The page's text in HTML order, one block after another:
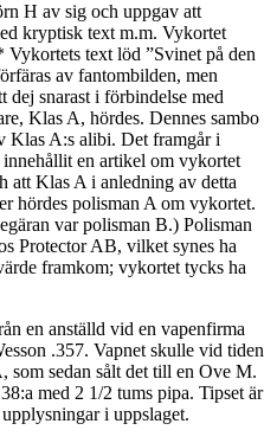
H av sig och uppgav att
kryptisk text m.m. Vykortet
text löd ”Svinet på den
av fantombilden, men
dej snarast i förbindelse med
Klas A, hördes. Dennes sambo
Klas A:s alibi. Det framgår i
en artikel om vykortet
att Klas A i anledning av detta
hördes polisman A om vykortet.
var polisman B.) Polisman
Protector AB, vilket synes ha
framkom; vykortet tycks ha
en anställd vid en vapenfirma
.357. Vapnet skulle vid tiden
som sedan sålt det till en Ove M.
med 2 1/2 tums pipa. Tipset är
i uppslaget.